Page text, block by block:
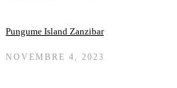
Pungume Island Zanzibar
NOVEMBRE 4, 2023